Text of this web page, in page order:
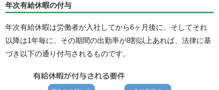
年次有給休暇の付与
年次有給休暇は労働者が入社してから6ヶ月後に、そしてそれ
以降は1年毎に、その期間の出勤率が8割以上あれば、法律に基
づき以下の通り付与されるものです。